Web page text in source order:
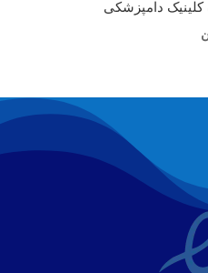
دامپزشکی
قیمت
است.